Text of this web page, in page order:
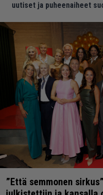
uutiset ja puheenaiheet
”Että semmonen